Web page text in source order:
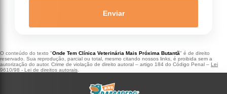
Enviar
O conteúdo do texto "Onde Tem Clínica Veterinária Mais Próxima Butantã" é de direito
reservado. Sua reprodução, parcial ou total, mesmo citando nossos links, é proibida sem a
autorização do autor. Crime de violação de direito autoral – artigo 184 do Código Penal – Lei
9610/98 - Lei de direitos autorais